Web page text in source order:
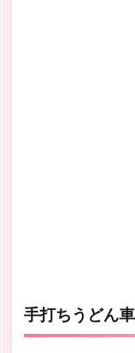
手打ちうどん